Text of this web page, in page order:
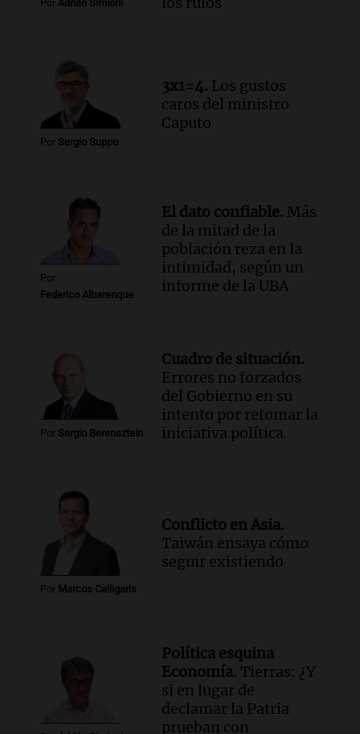
Episodios
Audio.
Chile planteó mejorar la
conectividad fronteriza, aérea y digital
con Jujuy
Panorama Federal
Por Adrián Simioni
Por Sergio Suppo
3x1=4. Los gustos
caros del ministro
Caputo
Por
Federico Albarenque
El dato confiable. Más
de la mitad de la
población reza en la
intimidad, según un
informe de la UBA
Por Sergio Berensztein
Cuadro de situación.
Errores no forzados
del Gobierno en su
intento por retomar la
iniciativa política
Por Marcos Calligaris
Conflicto en Asia.
Taiwán ensaya cómo
seguir existiendo
Política esquina
Economía. Tierras: ¿Y
si en lugar de
declamar la Patria
prueban con